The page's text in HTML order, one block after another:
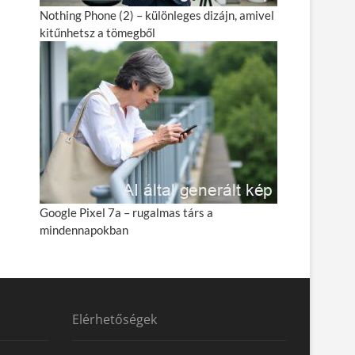
Nothing Phone (2) – különleges dizájn, amivel
kitűnhetsz a tömegből
Google Pixel 7a – rugalmas társ a
mindennapokban
Elérhetőségek